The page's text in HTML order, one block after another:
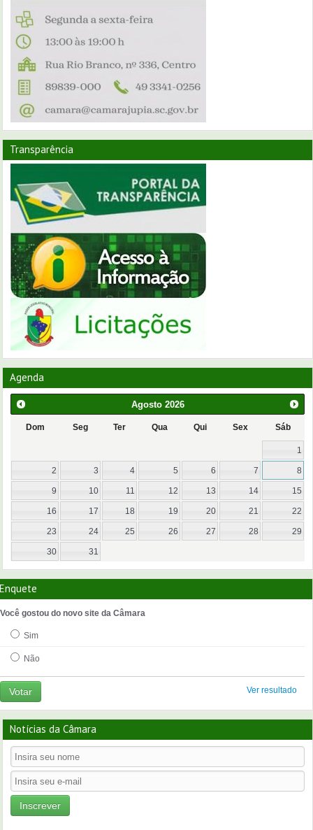
Transparência
Agenda
Agosto 2026
Dom Seg Ter Qua Qui Sex Sáb
1
2 3 4 5 6 7 8
9 10 11 12 13 14 15
16 17 18 19 20 21 22
23 24 25 26 27 28 29
30 31
Enquete
Você gostou do novo site da Câmara
Sim
Não
Votar Ver resultado
Notícias da Câmara
Inscrever